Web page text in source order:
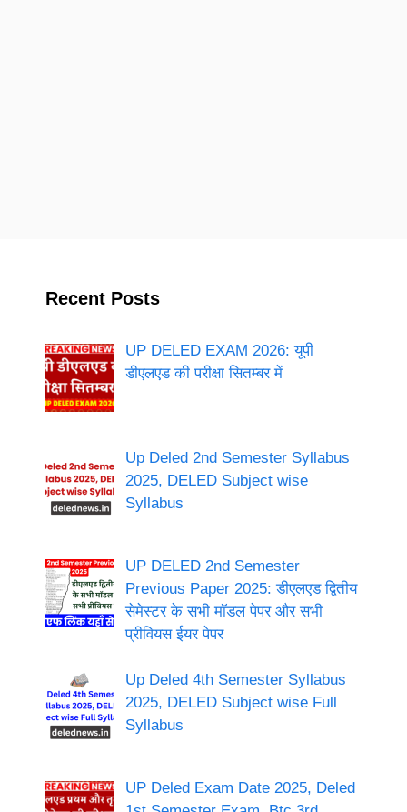
Recent Posts
UP DELED EXAM 2026: यूपी
डीएलएड की परीक्षा सितम्बर में
Up Deled 2nd Semester Syllabus
2025, DELED Subject wise
Syllabus
UP DELED 2nd Semester
Previous Paper 2025: डीएलएड द्वितीय
सेमेस्टर के सभी मॉडल पेपर और सभी
प्रीवियस ईयर पेपर
Up Deled 4th Semester Syllabus
2025, DELED Subject wise Full
Syllabus
UP Deled Exam Date 2025, Deled